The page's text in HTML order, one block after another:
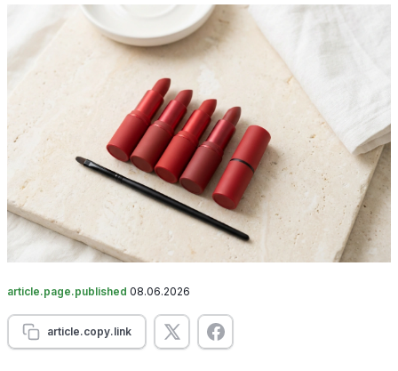
article.page.published 08.06.2026
article.copy.link